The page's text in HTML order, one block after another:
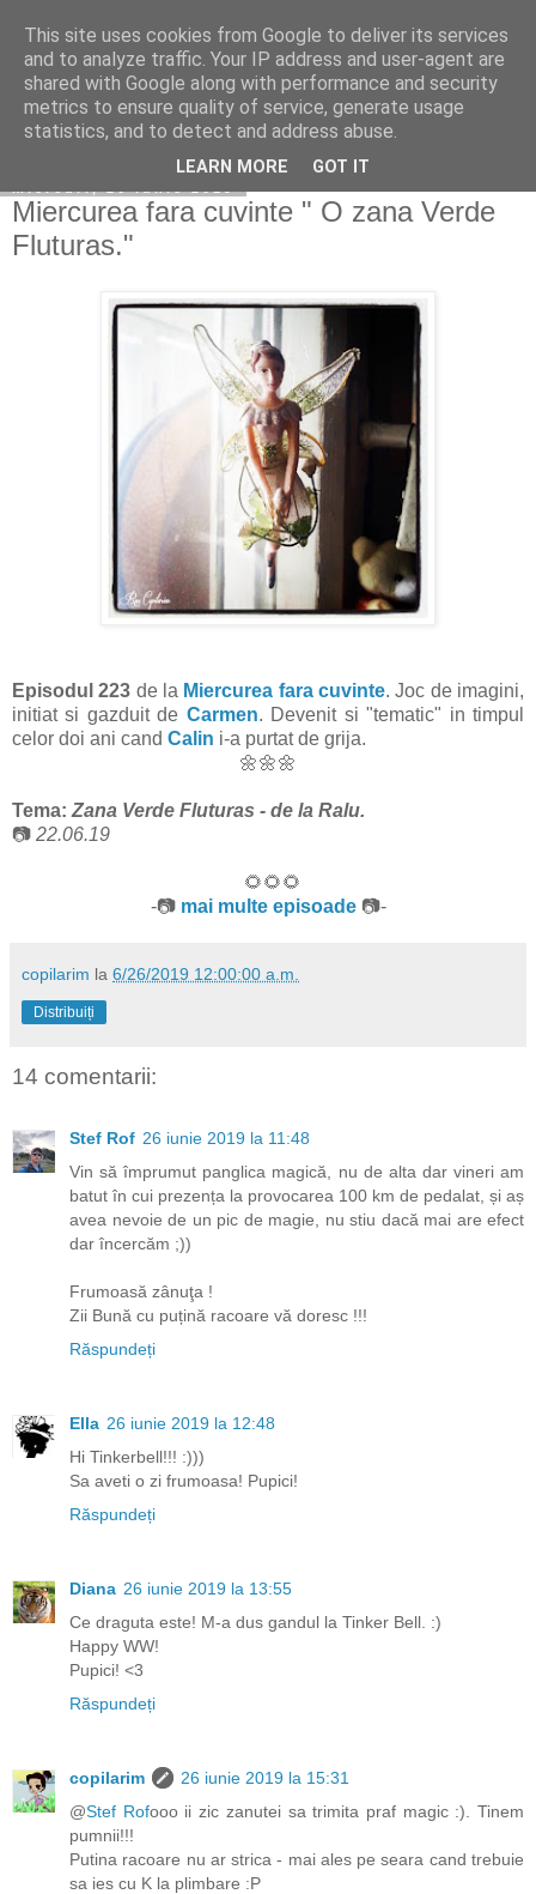
Copilarim
Miercurea fara cuvinte " O zana Verde
Fluturas."
Episodul 223 de la Miercurea fara cuvinte. Joc de imagini,
initiat si gazduit de Carmen. Devenit si "tematic" in timpul
celor doi ani cand Calin i-a purtat de grija.
🌼🌼🌼
Tema: Zana Verde Fluturas - de la Ralu.
📷 22.06.19
🌻🌻🌻
-📷 mai multe episoade📷-
copilarim la 6/26/2019 12:00:00 a.m.
Distribuiți
14 comentarii:
Stef Rof 26 iunie 2019 la 11:48
Vin să împrumut panglica magică, nu de alta dar vineri am
batut în cui prezența la provocarea 100 km de pedalat, și aș
avea nevoie de un pic de magie, nu stiu dacă mai are efect
dar încercăm ;))
Frumoasă zânuţa !
Zii Bună cu puțină racoare vă doresc !!!
Răspundeți
Ella 26 iunie 2019 la 12:48
Hi Tinkerbell!!! :)))
Sa aveti o zi frumoasa! Pupici!
Răspundeți
Diana 26 iunie 2019 la 13:55
Ce draguta este! M-a dus gandul la Tinker Bell. :)
Happy WW!
Pupici! <3
Răspundeți
copilarim
26 iunie 2019 la 15:31
@Stef Rofooo ii zic zanutei sa trimita praf magic :). Tinem
pumnii!!!
Putina racoare nu ar strica - mai ales pe seara cand trebuie
sa ies cu K la plimbare :P
This site uses cookies from Google to deliver its services
and to analyze traffic. Your IP address and user-agent are
shared with Google along with performance and security
metrics to ensure quality of service, generate usage
statistics, and to detect and address abuse.
LEARN MORE GOT IT